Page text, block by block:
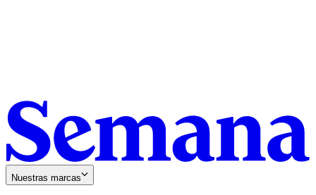
Nuestras marcas